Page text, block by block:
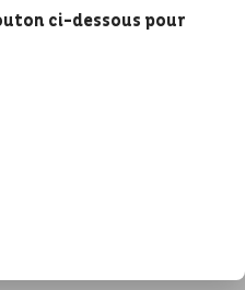
ci-dessous pour